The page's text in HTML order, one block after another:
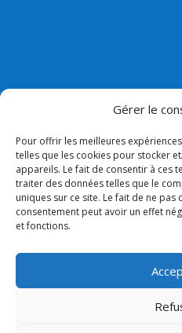
Gérer le
Pour offrir les meilleures
telles que les cookies pour stocker
appareils. Le fait de consentir à ces
traiter des données telles que le
uniques sur ce site. Le fait de ne
consentement peut avoir un effet
et fonctions.
Nos liens
Lien admin
Mentions légales
Collège Bossuet Notre